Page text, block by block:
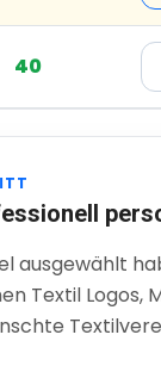
40
ausgewählt
Textil Logos,